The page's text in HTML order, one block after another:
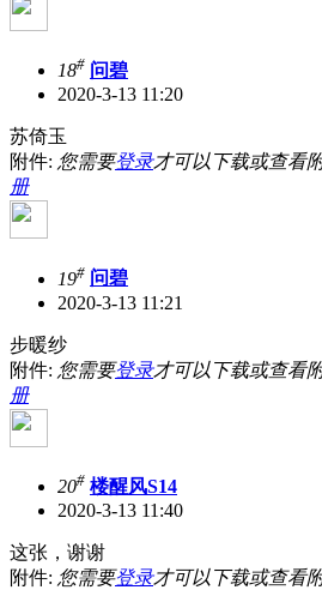
18# 问碧
2020-3-13 11:20
苏倚玉
附件: 您需要登录才可以下载或查看
册
19# 问碧
2020-3-13 11:21
步暖纱
附件: 您需要登录才可以下载或查看
册
20# 楼醒风S14
2020-3-13 11:40
这张，谢谢
附件: 您需要登录才可以下载或查看